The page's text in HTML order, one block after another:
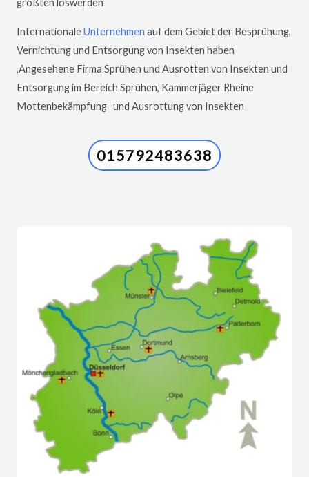
größten loswerden
InternationaleUnternehmen auf dem Gebiet der Besprühung,
Vernichtung und Entsorgung von Insekten haben
,Angesehene Firma Sprühen und Ausrotten von Insekten und
Entsorgung im Bereich Sprühen, Kammerjäger Rheine
Mottenbekämpfung und Ausrottung von Insekten
015792483638